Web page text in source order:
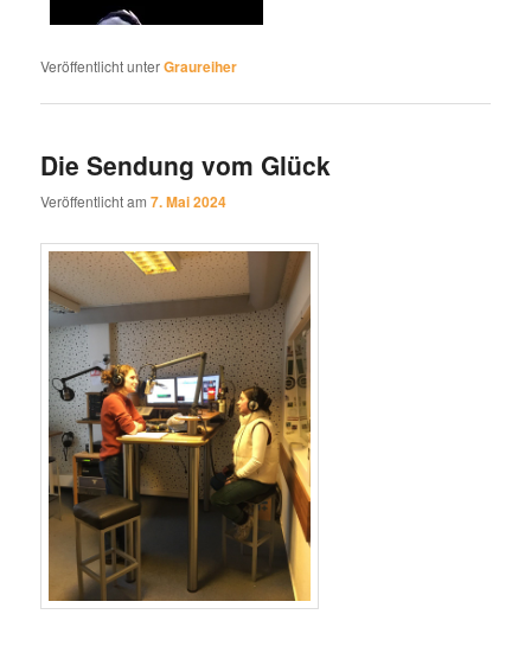
Veröffentlicht unterGraureiher
Die Sendung vom Glück
Veröffentlicht am7. Mai 2024